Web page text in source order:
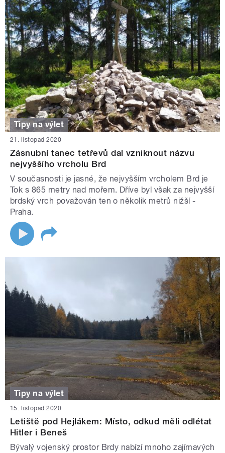
Tipy na výlet
21. listopad 2020
Zásnubní tanec tetřevů dal vzniknout názvu
nejvyššího vrcholu Brd
V současnosti je jasné, že nejvyšším vrcholem Brd je
Tok s 865 metry nad mořem. Dříve byl však za nejvyšší
brdský vrch považován ten o několik metrů nižší -
Praha.
Tipy na výlet
15. listopad 2020
Letiště pod Hejlákem: Místo, odkud měli odlétat
Hitler i Beneš
Bývalý vojenský prostor Brdy nabízí mnoho zajímavých